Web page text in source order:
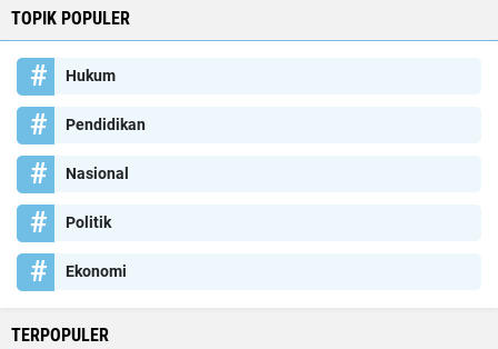
TOPIK POPULER
Hukum
Pendidikan
Nasional
Politik
Ekonomi
TERPOPULER